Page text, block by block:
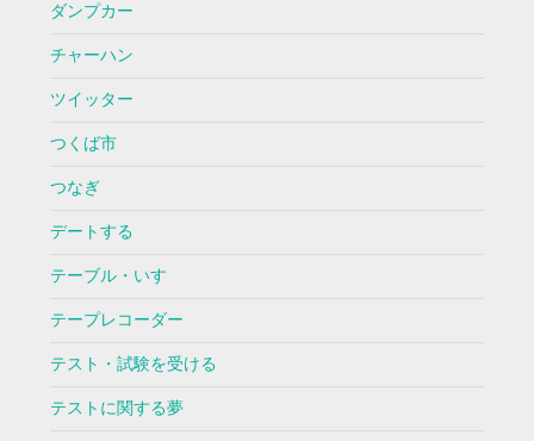
ダンプカー
チャーハン
ツイッター
つくば市
つなぎ
デートする
テーブル・いす
テープレコーダー
テスト・試験を受ける
テストに関する夢